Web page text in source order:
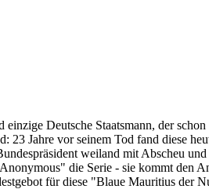
Deutsche Staatsmann, der
Jahre vor seinem Tod fand diese
weiland mit Abscheu
die Serie - sie kommt den
für diese "Blaue Mauritius der